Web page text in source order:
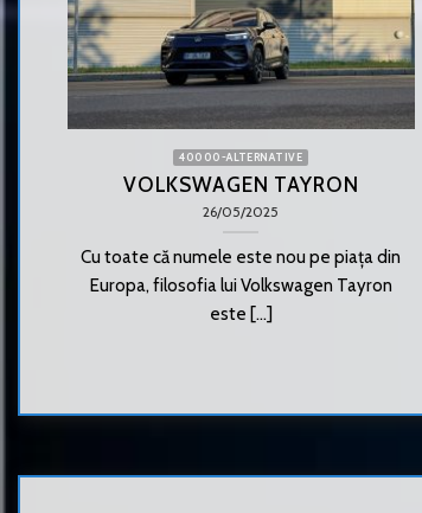
40000-ALTERNATIVE
VOLKSWAGEN TAYRON
26/05/2025
Cu toate că numele este nou pe piața din
Europa, filosofia lui Volkswagen Tayron
este [...]